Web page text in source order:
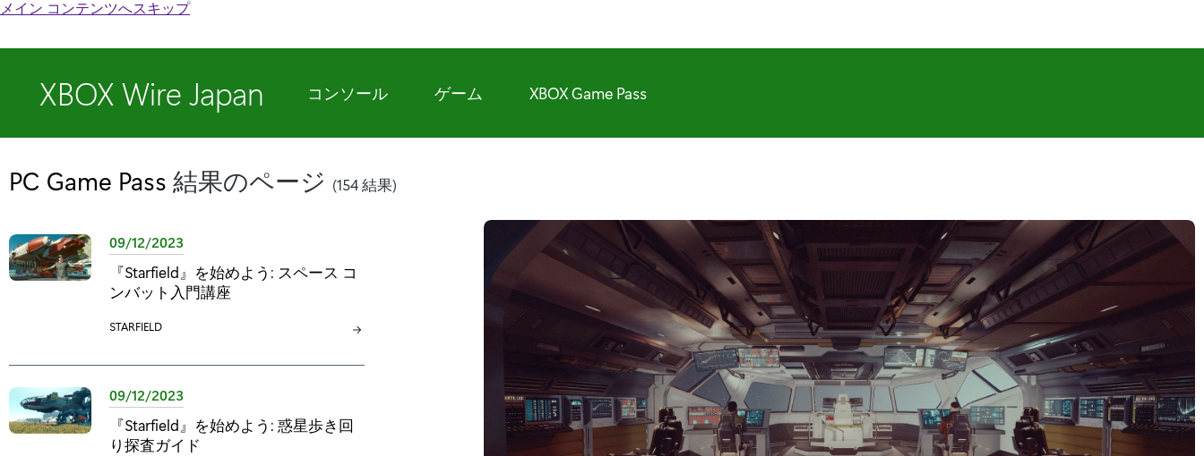
メイン コンテンツへスキップ
XBOX Wire Japan コンソール ゲーム XBOX Game Pass
PC Game Pass 結果のページ (154 結果)
09/12/2023
『Starfield』を始めよう: スペース コ
ンバット入門講座
カ
ゴ
:
STARFIELD
09/12/2023
『Starfield』を始めよう: 惑星歩き回
り探査ガイド